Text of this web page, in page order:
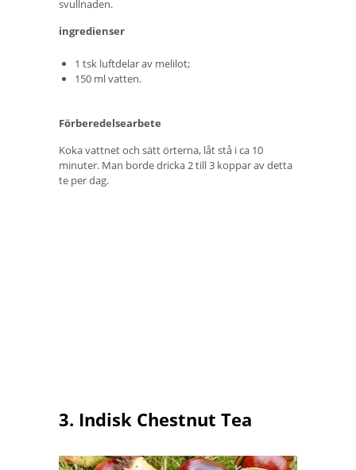
svullnaden.
ingredienser
1 tsk luftdelar av melilot;
150 ml vatten.
Förberedelsearbete
Koka vattnet och sätt örterna, låt stå i ca 10
minuter. Man borde dricka 2 till 3 koppar av detta
te per dag.
3. Indisk Chestnut Tea